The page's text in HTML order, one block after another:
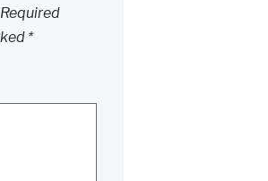
Required
*